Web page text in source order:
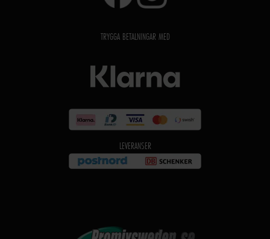
TRYGGA BETALNINGAR MED
LEVERANSER